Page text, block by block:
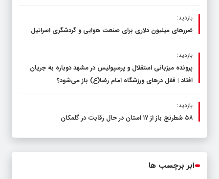
بازدید:
ضررهای میلیون دلاری برای صنعت هوایی و گردشگری اسرائیل
بازدید:
پرونده میزبانی استقلال و پرسپولیس در مشهد دوباره به جریان
افتاد | قفل در‌های ورزشگاه امام رضا(ع) باز می‌شود؟
بازدید:
۵۸ شطرنج‌ باز از ۱۷ استان در حال رقابت در گلمکان
ابر برچسب ها